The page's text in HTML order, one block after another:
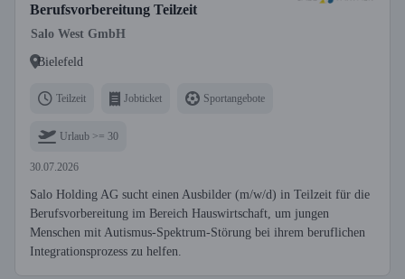
Berufsvorbereitung Teilzeit
Salo West GmbH
Bielefeld
Teilzeit Jobticket Sportangebote
Urlaub >= 30
30.07.2026
Salo Holding AG sucht einen Ausbilder (m/w/d) in Teilzeit für die
Berufsvorbereitung im Bereich Hauswirtschaft, um jungen
Menschen mit Autismus-Spektrum-Störung bei ihrem beruflichen
Integrationsprozess zu helfen.